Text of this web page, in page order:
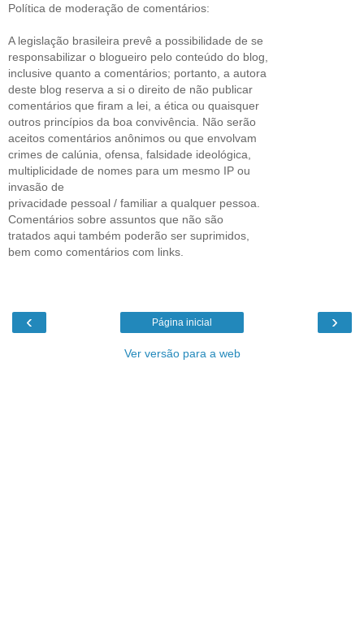
Política de moderação de comentários:
A legislação brasileira prevê a possibilidade de se
responsabilizar o blogueiro pelo conteúdo do blog,
inclusive quanto a comentários; portanto, a autora
deste blog reserva a si o direito de não publicar
comentários que firam a lei, a ética ou quaisquer
outros princípios da boa convivência. Não serão
aceitos comentários anônimos ou que envolvam
crimes de calúnia, ofensa, falsidade ideológica,
multiplicidade de nomes para um mesmo IP ou
invasão de
privacidade pessoal / familiar a qualquer pessoa.
Comentários sobre assuntos que não são
tratados aqui também poderão ser suprimidos,
bem como comentários com links.
‹ ›
Página inicial
Ver versão para a web